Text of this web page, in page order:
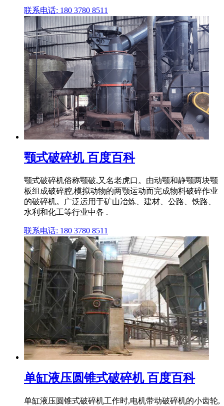
联系电话: 180 3780 8511
颚式破碎机 百度百科
颚式破碎机俗称颚破,又名老虎口。由动颚和静颚两块颚
板组成破碎腔,模拟动物的两颚运动而完成物料破碎作业
的破碎机。广泛运用于矿山冶炼、建材、公路、铁路、
水利和化工等行业中各 .
联系电话: 180 3780 8511
单缸液压圆锥式破碎机 百度百科
单缸液压圆锥式破碎机工作时,电机带动破碎机的小齿轮,